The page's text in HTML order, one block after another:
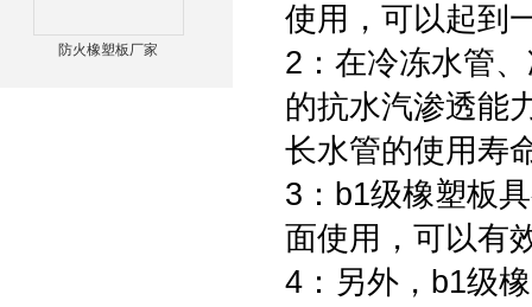
防火橡塑板厂家
使用，可以起到
2：在冷冻水管
的抗水汽渗透能
长水管的使用寿
3：b1级橡塑板
面使用，可以有
4：另外，b1级